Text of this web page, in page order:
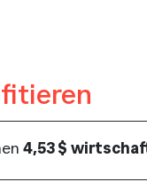
4,53 $